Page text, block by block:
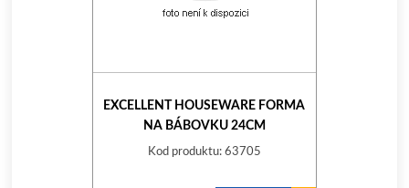
EXCELLENT HOUSEWARE FORMA
NA BÁBOVKU 24CM
Kod produktu: 63705